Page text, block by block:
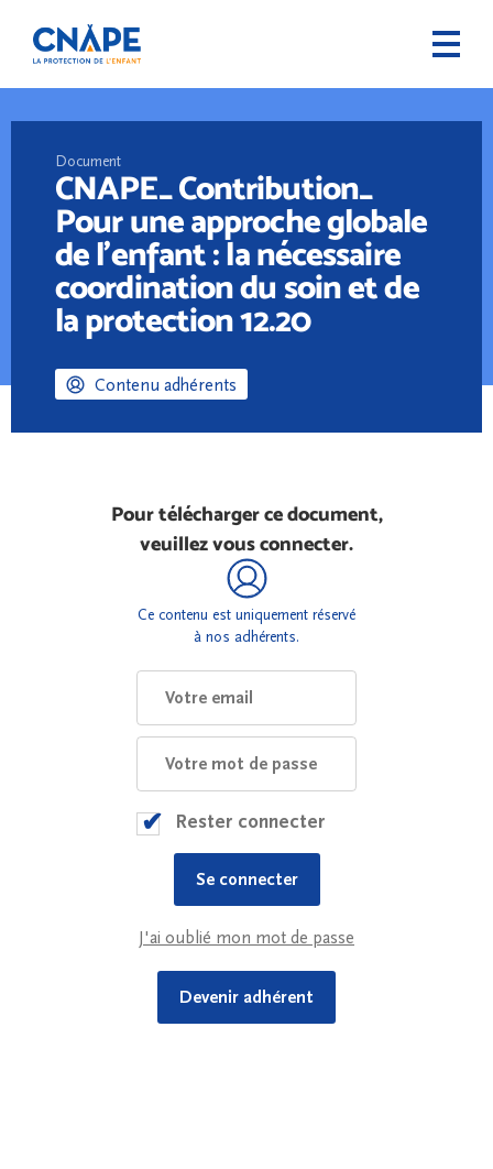
Document
CNAPE_ Contribution_
Pour une approche globale
de l’enfant : la nécessaire
coordination du soin et de
la protection 12.20
Contenu adhérents
Pour télécharger ce document,
veuillez vous connecter.
Ce contenu est uniquement réservé
à nos adhérents.
Rester connecter
J'ai oublié mon mot de passe
Devenir adhérent